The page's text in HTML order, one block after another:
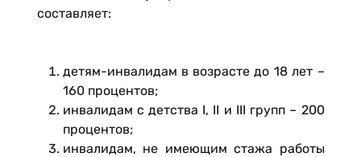
составляет:
детям-инвалидам в возрасте до 18 лет –
160 процентов;
инвалидам с детства I, II и III групп – 200
процентов;
инвалидам, не имеющим стажа работы